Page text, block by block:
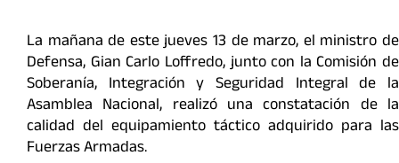
La mañana de este jueves 13 de marzo, el ministro de
Defensa, Gian Carlo Loffredo, junto con la Comisión de
Soberanía, Integración y Seguridad Integral de la
Asamblea Nacional, realizó una constatación de la
calidad del equipamiento táctico adquirido para las
Fuerzas Armadas.